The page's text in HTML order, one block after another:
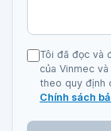
Tôi đã đọc và
của Vinmec
theo quy định
Chính sách